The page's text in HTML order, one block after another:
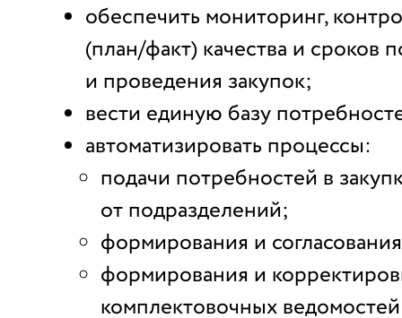
обеспечить мониторинг,
(план/факт) качества и сроков
и проведения закупок;
вести единую базу
автоматизировать процессы:
подачи потребностей в
от подразделений;
формирования и
формирования и
комплектовочных